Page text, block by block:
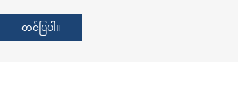
တင်ပြပါ။